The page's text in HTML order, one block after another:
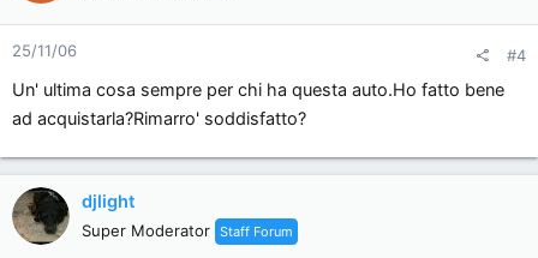
25/11/06 #4
Un' ultima cosa sempre per chi ha questa auto.Ho fatto bene
ad acquistarla?Rimarro' soddisfatto?
djlight
Super Moderator Staff Forum